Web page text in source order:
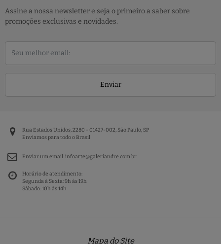
Assine a nossa newsletter e seja o primeiro a saber sobre
promoções exclusivas e novidades.
Enviar
Rua Estados Unidos, 2280 - 01427-002, São Paulo, SP
Enviamos para todo o Brasil
Enviar um email:infoarte@galeriandre.com.br
Horário de atendimento:
Segunda à Sexta: 9h às 19h
Sábado: 10h às 14h
Mapa do Site